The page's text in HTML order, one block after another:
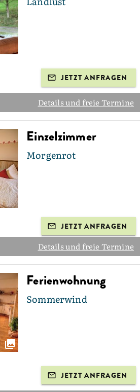
JETZT ANFRAGEN
Details und freie Termine
Einzelzimmer
Morgenrot
JETZT ANFRAGEN
Details und freie Termine
Ferienwohnung
Sommerwind
JETZT ANFRAGEN